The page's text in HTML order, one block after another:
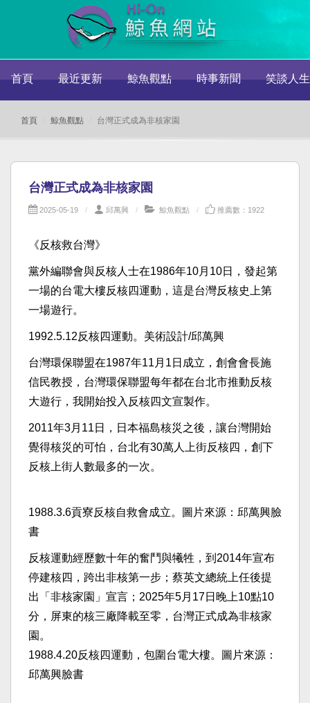
首頁 最近更新 鯨魚觀點 時事新聞 笑談人生
首頁 鯨魚觀點 台灣正式成為非核家園
台灣正式成為非核家園
2025-05-19 邱萬興 鯨魚觀點 推薦數：1922
《反核救台灣》
黨外編聯會與反核人士在1986年10月10日，發起第
一場的台電大樓反核四運動，這是台灣反核史上第
一場遊行。
1992.5.12反核四運動。美術設計/邱萬興
台灣環保聯盟在1987年11月1日成立，創會會長施
信民教授，台灣環保聯盟每年都在台北市推動反核
大遊行，我開始投入反核四文宣製作。
2011年3月11日，日本福島核災之後，讓台灣開始
覺得核災的可怕，台北有30萬人上街反核四，創下
反核上街人數最多的一次。
1988.3.6貢寮反核自救會成立。圖片來源：邱萬興臉
書
反核運動經歷數十年的奮鬥與犧牲，到2014年宣布
停建核四，跨出非核第一步；蔡英文總統上任後提
出「非核家園」宣言；2025年5月17日晚上10點10
分，屏東的核三廠降載至零，台灣正式成為非核家
園。
1988.4.20反核四運動，包圍台電大樓。圖片來源：
邱萬興臉書